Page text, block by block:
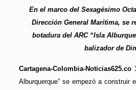
En el marco del Sexagésimo
Dirección General Marítima, se
botadura del ARC “Isla
balizador de
Cartagena-Colombia-Noticias625.co
Alburquerque” se empezó a construir